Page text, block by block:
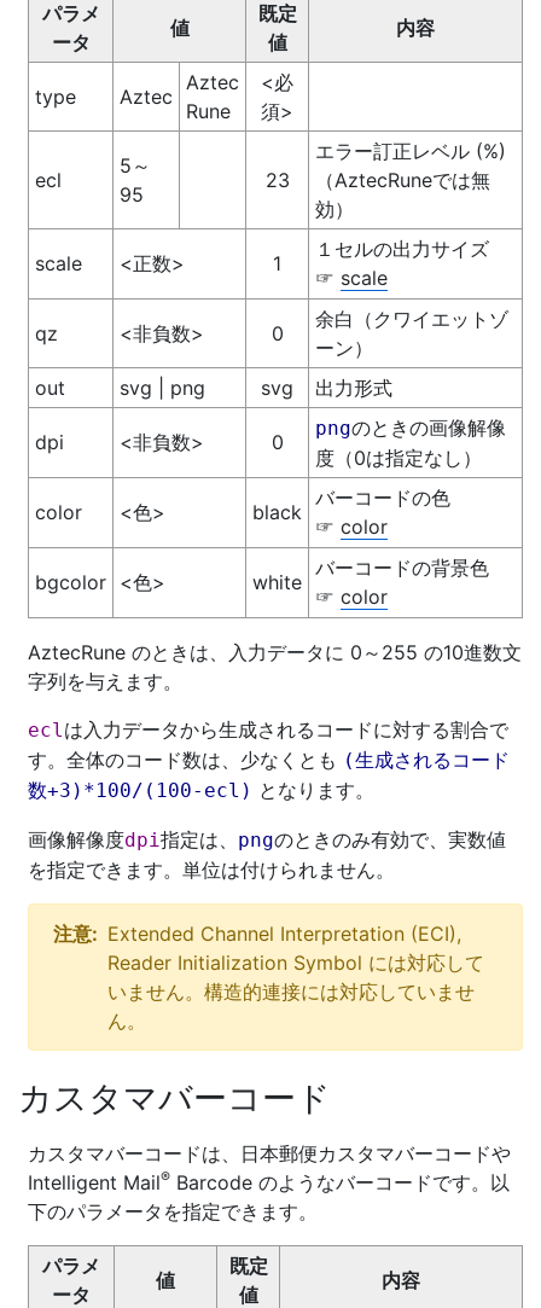
パラメ
ータ
値
既定
値
内容
type Aztec
Aztec
Rune
<必
須>
ecl
5～
95
23
エラー訂正レベル (%)
（AztecRuneでは無
効）
scale <正数> 1
１セルの出力サイズ
☞ scale
qz <非負数> 0
余白（クワイエットゾ
ーン）
out
svg | png svg 出力形式
dpi <非負数> 0
pngのときの画像解像
度（0は指定なし）
color <色> black
バーコードの色
☞ color
bgcolor <色> white
バーコードの背景色
☞ color
AztecRune のときは、入力データに 0～255 の10進数文
字列を与えます。
eclは入力データから生成されるコードに対する割合で
す。全体のコード数は、少なくとも (生成されるコード
数+3)*100/(100-ecl) となります。
画像解像度dpi指定は、 pngのときのみ有効で、実数値
を指定できます。単位は付けられません。
注意: Extended Channel Interpretation (ECI),
Reader Initialization Symbol には対応して
いません。構造的連接には対応していませ
ん。
カスタマバーコード
カスタマバーコードは、日本郵便カスタマバーコードや
Intelligent Mail® Barcode のようなバーコードです。以
下のパラメータを指定できます。
パラメ
ータ
値
既定
値
内容